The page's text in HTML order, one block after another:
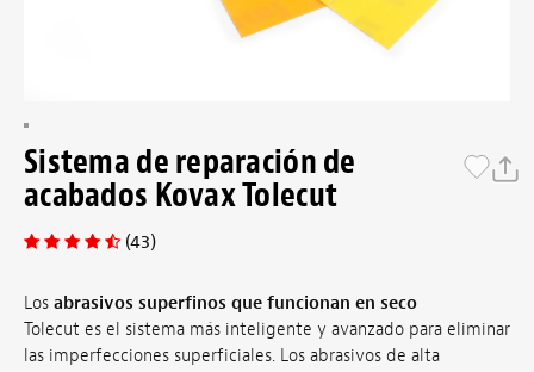
Sistema de reparación de
acabados Kovax Tolecut
(43)
Los abrasivos superfinos que funcionan en seco
Tolecut es el sistema más inteligente y avanzado para eliminar
las imperfecciones superficiales. Los abrasivos de alta